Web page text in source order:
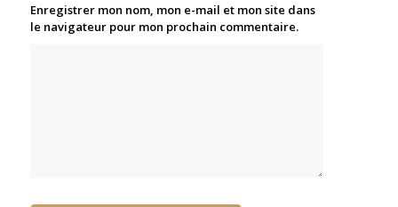
Enregistrer mon nom, mon e-mail et mon site dans
le navigateur pour mon prochain commentaire.